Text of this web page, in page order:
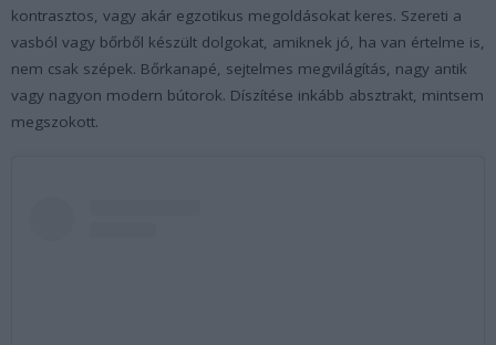
kontrasztos, vagy akár egzotikus megoldásokat keres. Szereti a
vasból vagy bőrből készült dolgokat, amiknek jó, ha van értelme is,
nem csak szépek. Bőrkanapé, sejtelmes megvilágítás, nagy antik
vagy nagyon modern bútorok. Díszítése inkább absztrakt, mintsem
megszokott.